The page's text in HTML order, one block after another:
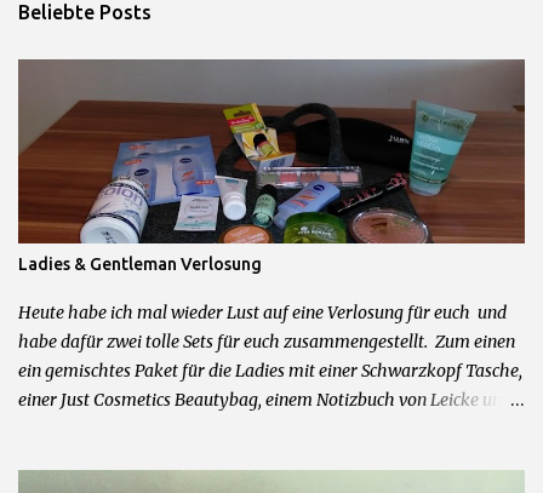
f
n
h
Beliebte Posts
Ladies & Gentleman Verlosung
Heute habe ich mal wieder Lust auf eine Verlosung für euch und
habe dafür zwei tolle Sets für euch zusammengestellt. Zum einen
ein gemischtes Paket für die Ladies mit einer Schwarzkopf Tasche,
einer Just Cosmetics Beautybag, einem Notizbuch von Leicke und